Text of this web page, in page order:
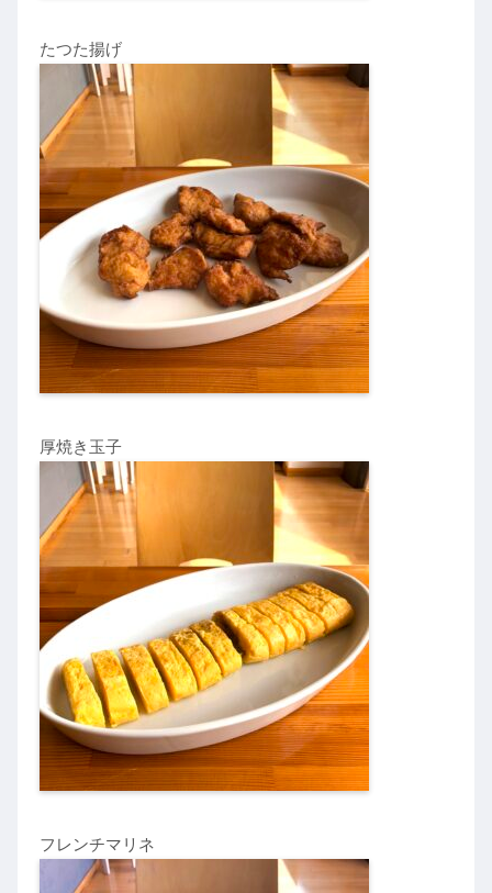
たつた揚げ
厚焼き玉子
フレンチマリネ